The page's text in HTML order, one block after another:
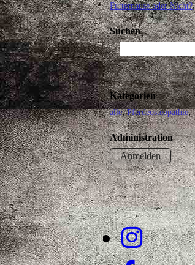
Futterpause oder Nicht?
Suchen
Kategorien
alle Pferdeosteopathie
Administration
Anmelden